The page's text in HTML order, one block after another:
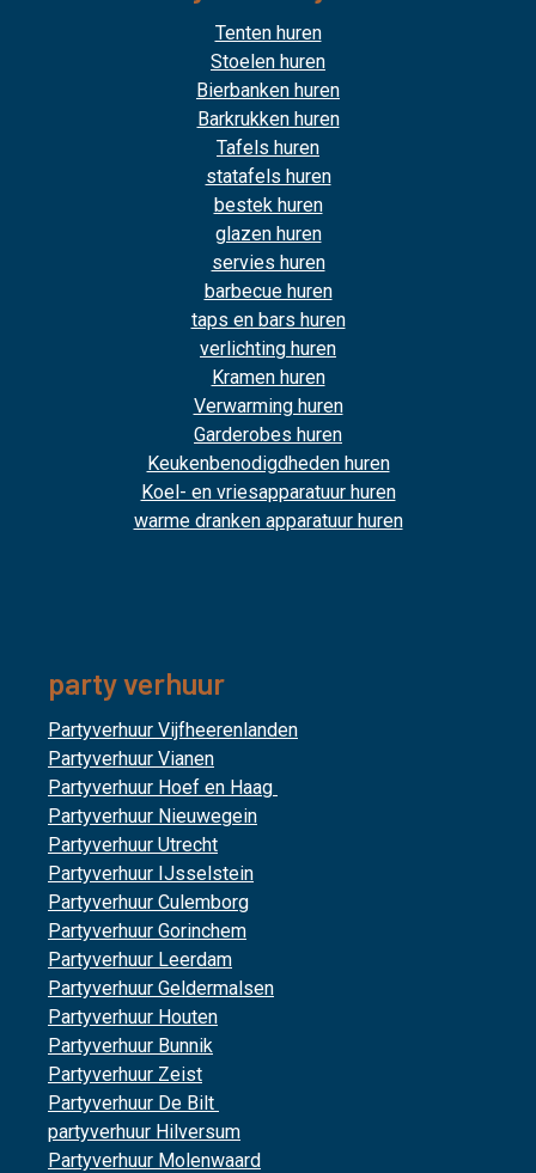
Tenten huren
Stoelen huren
Bierbanken huren
Barkrukken huren
Tafels huren
statafels huren
bestek huren
glazen huren
servies huren
barbecue huren
taps en bars huren
verlichting huren
Kramen huren
Verwarming huren
Garderobes huren
Keukenbenodigdheden huren
Koel- en vriesapparatuur huren
warme dranken apparatuur huren
party verhuur
Partyverhuur Vijfheerenlanden
Partyverhuur Vianen
Partyverhuur Hoef en Haag
Partyverhuur Nieuwegein
Partyverhuur Utrecht
Partyverhuur IJsselstein
Partyverhuur Culemborg
Partyverhuur Gorinchem
Partyverhuur Leerdam
Partyverhuur Geldermalsen
Partyverhuur Houten
Partyverhuur Bunnik
Partyverhuur Zeist
Partyverhuur De Bilt
partyverhuur Hilversum
Partyverhuur Molenwaard